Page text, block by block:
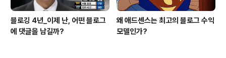
블로깅 4년_이제 난, 어떤 블로그
에 댓글을 남길까?
왜 애드센스는 최고의 블로그 수익
모델인가?